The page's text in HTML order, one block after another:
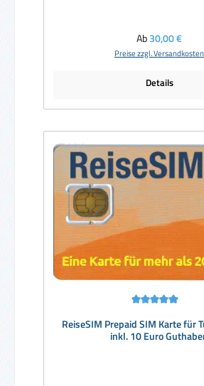
Regulärer Preis:
Ab30,00 €
Preise zzgl. Versandkosten
Details
ReiseSIM Prepaid SIM Karte für
inkl. 10 Euro